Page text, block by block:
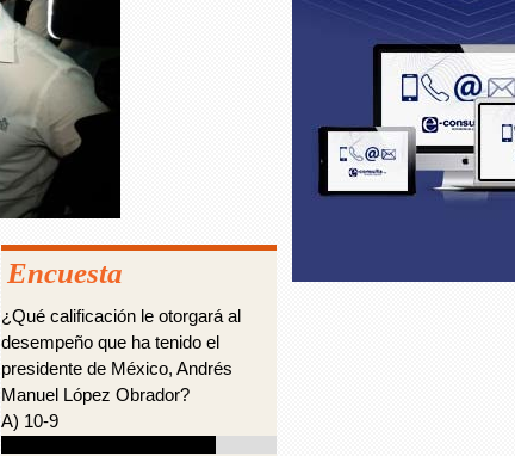
Encuesta
¿Qué calificación le otorgará al
desempeño que ha tenido el
presidente de México, Andrés
Manuel López Obrador?
A) 10-9